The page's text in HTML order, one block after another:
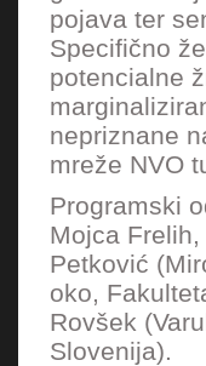
pojava ter
Specifično
potencialne
nepriznane
mreže NVO
Programski
Mojca
Petković
oko,
Rovšek
Slovenija).